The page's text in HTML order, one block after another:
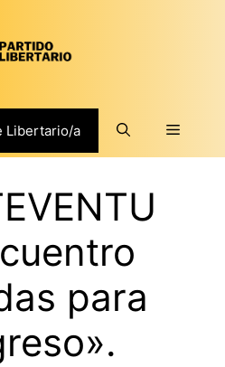
Libertario/a Menú
para